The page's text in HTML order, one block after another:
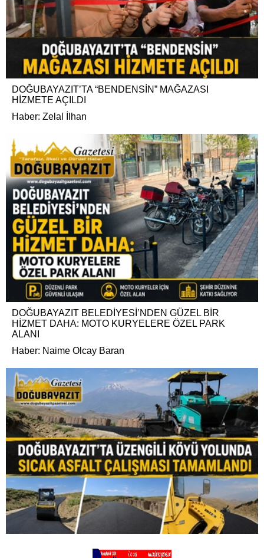
DOĞUBAYAZIT’TA “BENDENSİN” MAĞAZASI
HİZMETE AÇILDI
Haber: Zelal İlhan
DOĞUBAYAZIT BELEDİYESİ’NDEN GÜZEL BİR
HİZMET DAHA: MOTO KURYELERE ÖZEL PARK
ALANI
Haber: Naime Olcay Baran
DOĞUBAYAZIT’TA ÜZENGİLİ KÖYÜ YOLUNDA SICAK